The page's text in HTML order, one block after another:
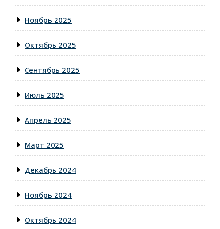
Ноябрь 2025
Октябрь 2025
Сентябрь 2025
Июль 2025
Апрель 2025
Март 2025
Декабрь 2024
Ноябрь 2024
Октябрь 2024